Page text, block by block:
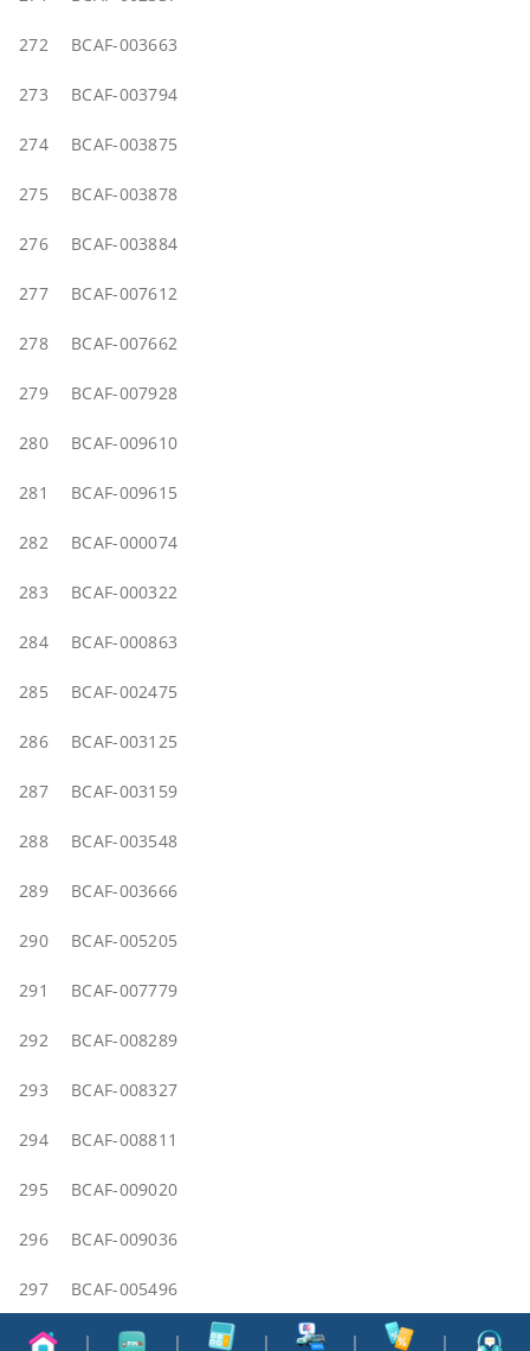
272 BCAF-003663
273 BCAF-003794
274 BCAF-003875
275 BCAF-003878
276 BCAF-003884
277 BCAF-007612
278 BCAF-007662
279 BCAF-007928
280 BCAF-009610
281 BCAF-009615
282 BCAF-000074
283 BCAF-000322
284 BCAF-000863
285 BCAF-002475
286 BCAF-003125
287 BCAF-003159
288 BCAF-003548
289 BCAF-003666
290 BCAF-005205
291 BCAF-007779
292 BCAF-008289
293 BCAF-008327
294 BCAF-008811
295 BCAF-009020
296 BCAF-009036
297 BCAF-005496
298 BCAF-007006